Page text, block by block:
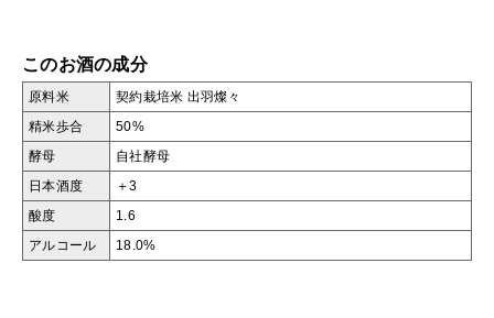
このお酒の成分
原料米 契約栽培米 出羽燦々
精米歩合 50%
酵母 自社酵母
日本酒度 ＋3
酸度 1.6
アルコール 18.0%